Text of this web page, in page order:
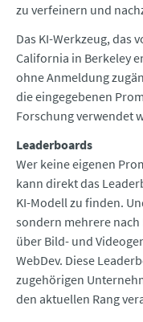
zu verfeinern und
Das KI-Werkzeug, das
California in Berkeley
ohne Anmeldung
die eingegebenen
Forschung verwendet
Leaderboards
Wer keine eigenen
kann direkt das
KI-Modell zu finden.
sondern mehrere nach
über Bild- und
WebDev. Diese
zugehörigen
den aktuellen Rang